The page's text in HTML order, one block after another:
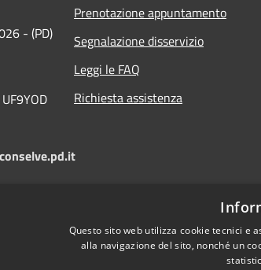
- (PD)
Prenotazione appuntamento
Segnalazione disservizio
Leggi le FAQ
Richiesta assistenza
Questo sito web utilizza cookie tecnici e
alla navigazione del sito, nonché un